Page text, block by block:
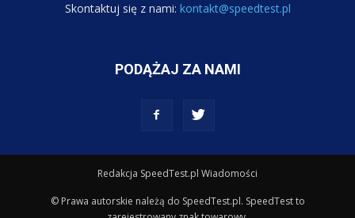
Skontaktuj się z nami: kontakt@speedtest.pl
PODĄŻAJ ZA NAMI
Redakcja SpeedTest.pl Wiadomości
© Prawa autorskie należą do SpeedTest.pl. SpeedTest to